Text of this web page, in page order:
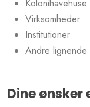
Kolonihavehuse
Virksomheder
Institutioner
Andre
Dine ønsker